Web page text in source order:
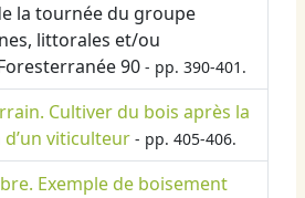
la tournée du groupe
littorales et/ou
90 - pp. 390-401.
Cultiver du bois après la
d’un viticulteur - pp. 405-406.
Exemple de boisement